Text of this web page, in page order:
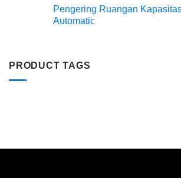
Pengering Ruangan
Automatic
PRODUCT TAGS